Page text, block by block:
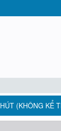
(KHÔNG KỂ